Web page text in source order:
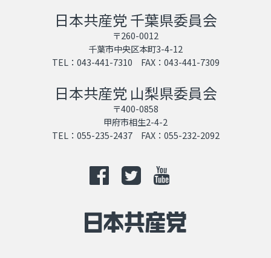
日本共産党 千葉県委員会
〒260-0012
千葉市中央区本町3-4-12
TEL：043-441-7310 FAX：043-441-7309
日本共産党 山梨県委員会
〒400-0858
甲府市相生2-4-2
TEL：055-235-2437 FAX：055-232-2092